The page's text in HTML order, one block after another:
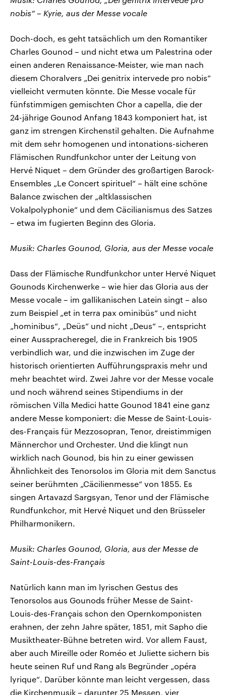
nobis“ – Kyrie, aus der Messe vocale
Doch-doch, es geht tatsächlich um den Romantiker
Charles Gounod – und nicht etwa um Palestrina oder
einen anderen Renaissance-Meister, wie man nach
diesem Choralvers „Dei genitrix intervede pro nobis“
vielleicht vermuten könnte. Die Messe vocale für
fünfstimmigen gemischten Chor a capella, die der
24-jährige Gounod Anfang 1843 komponiert hat, ist
ganz im strengen Kirchenstil gehalten. Die Aufnahme
mit dem sehr homogenen und intonations-sicheren
Flämischen Rundfunkchor unter der Leitung von
Hervé Niquet – dem Gründer des großartigen Barock-
Ensembles „Le Concert spirituel“ – hält eine schöne
Balance zwischen der „altklassischen
Vokalpolyphonie“ und dem Cäcilianismus des Satzes
– etwa im fugierten Beginn des Gloria.
Musik: Charles Gounod, Gloria, aus der Messe vocale
Dass der Flämische Rundfunkchor unter Hervé Niquet
Gounods Kirchenwerke – wie hier das Gloria aus der
Messe vocale – im gallikanischen Latein singt – also
zum Beispiel „et in terra pax ominibüs“ und nicht
„hominibus“, „Deüs“ und nicht „Deus“ –, entspricht
einer Ausspracheregel, die in Frankreich bis 1905
verbindlich war, und die inzwischen im Zuge der
historisch orientierten Aufführungspraxis mehr und
mehr beachtet wird. Zwei Jahre vor der Messe vocale
und noch während seines Stipendiums in der
römischen Villa Medici hatte Gounod 1841 eine ganz
andere Messe komponiert: die Messe de Saint-Louis-
des-Français für Mezzosopran, Tenor, dreistimmigen
Männerchor und Orchester. Und die klingt nun
wirklich nach Gounod, bis hin zu einer gewissen
Ähnlichkeit des Tenorsolos im Gloria mit dem Sanctus
seiner berühmten „Cäcilienmesse“ von 1855. Es
singen Artavazd Sargsyan, Tenor und der Flämische
Rundfunkchor, mit Hervé Niquet und den Brüsseler
Philharmonikern.
Musik: Charles Gounod, Gloria, aus der Messe de
Saint-Louis-des-Français
Natürlich kann man im lyrischen Gestus des
Tenorsolos aus Gounods früher Messe de Saint-
Louis-des-Français schon den Opernkomponisten
erahnen, der zehn Jahre später, 1851, mit Sapho die
Musiktheater-Bühne betreten wird. Vor allem Faust,
aber auch Mireille oder Roméo et Juliette sichern bis
heute seinen Ruf und Rang als Begründer „opéra
lyrique“. Darüber könnte man leicht vergessen, dass
die Kirchenmusik – darunter 25 Messen, vier